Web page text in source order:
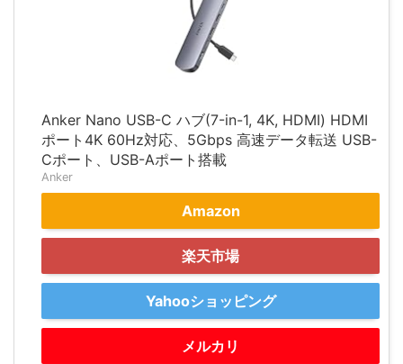
Anker Nano USB-C ハブ(7-in-1, 4K, HDMI) HDMI
ポート4K 60Hz対応、5Gbps 高速データ転送 USB-
Cポート、USB-Aポート搭載
Anker
Amazon
楽天市場
Yahooショッピング
メルカリ